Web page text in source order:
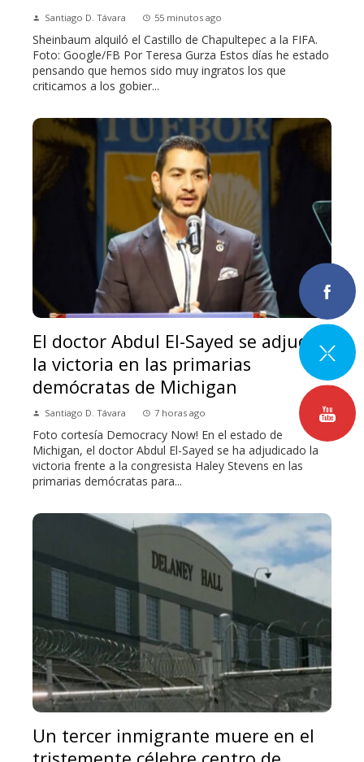
Santiago D. Távara 55 minutos ago
Sheinbaum alquiló el Castillo de Chapultepec a la FIFA.
Foto: Google/FB Por Teresa Gurza Estos días he estado
pensando que hemos sido muy ingratos los que
criticamos a los gobier...
El doctor Abdul El-Sayed se adjudica
la victoria en las primarias
demócratas de Michigan
Santiago D. Távara 7 horas ago
Foto cortesía Democracy Now! En el estado de
Michigan, el doctor Abdul El-Sayed se ha adjudicado la
victoria frente a la congresista Haley Stevens en las
primarias demócratas para...
Un tercer inmigrante muere en el